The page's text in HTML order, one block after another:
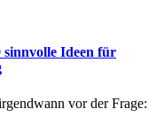
sinnvolle Ideen für
vor der Frage: